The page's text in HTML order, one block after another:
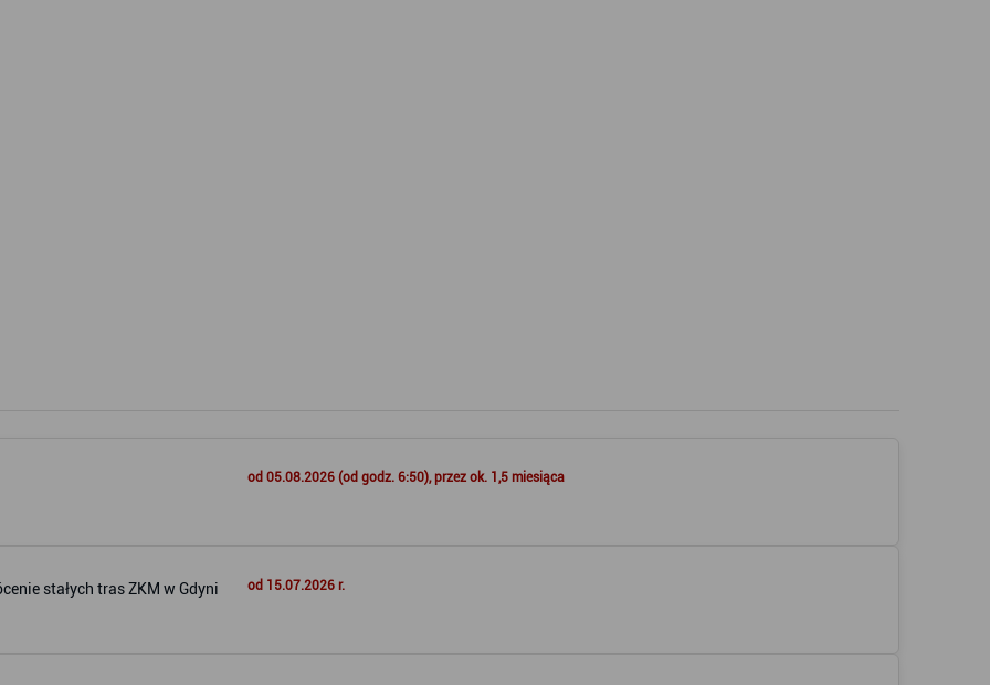
od 05.08.2026 (od godz. 6:50), przez ok. 1,5 miesiąca
stałych tras ZKM w Gdyni od 15.07.2026 r.